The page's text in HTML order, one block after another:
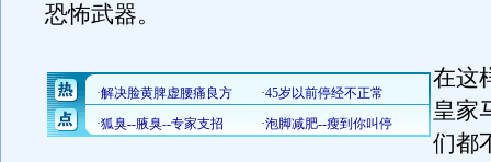
恐怖武器。
在这
皇家
们都